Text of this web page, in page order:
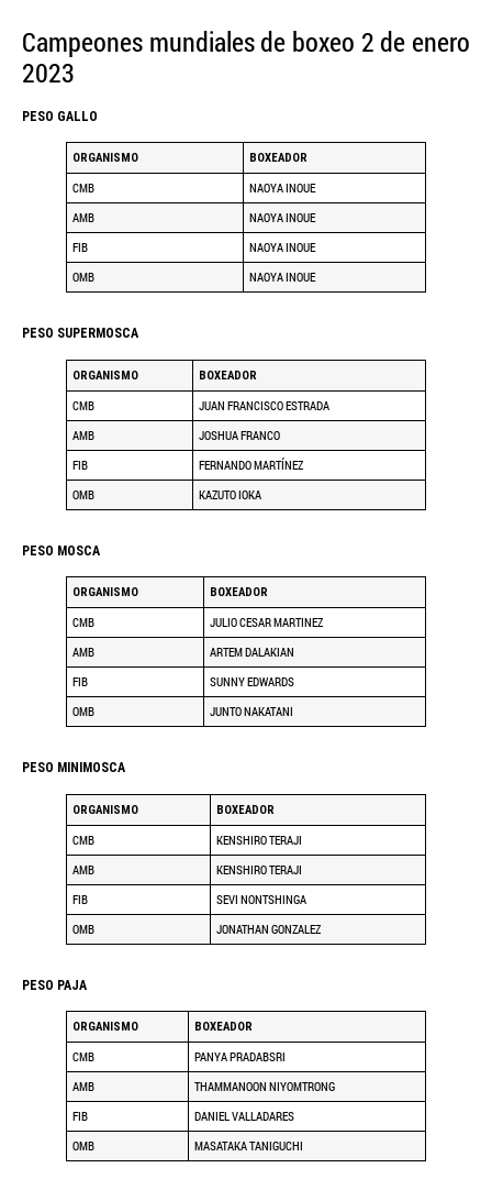
Campeones mundiales de boxeo 2 de enero
2023
PESO GALLO
ORGANISMO BOXEADOR
CMB
NAOYA INOUE
AMB
NAOYA INOUE
FIB
NAOYA INOUE
OMB
NAOYA INOUE
PESO SUPERMOSCA
ORGANISMO BOXEADOR
CMB
JUAN FRANCISCO ESTRADA
AMB
JOSHUA FRANCO
FIB
FERNANDO MARTÍNEZ
OMB
KAZUTO IOKA
PESO MOSCA
ORGANISMO BOXEADOR
CMB
JULIO CESAR MARTINEZ
AMB
ARTEM DALAKIAN
FIB
SUNNY EDWARDS
OMB
JUNTO NAKATANI
PESO MINIMOSCA
ORGANISMO BOXEADOR
CMB
KENSHIRO TERAJI
AMB
KENSHIRO TERAJI
FIB
SEVI NONTSHINGA
OMB
JONATHAN GONZALEZ
PESO PAJA
ORGANISMO BOXEADOR
CMB
PANYA PRADABSRI
AMB
THAMMANOON NIYOMTRONG
FIB
DANIEL VALLADARES
OMB
MASATAKA TANIGUCHI